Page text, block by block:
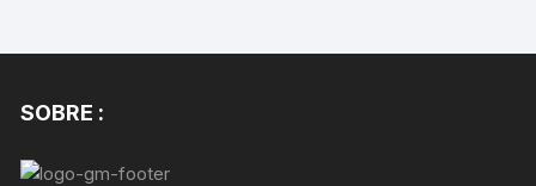
SOBRE :